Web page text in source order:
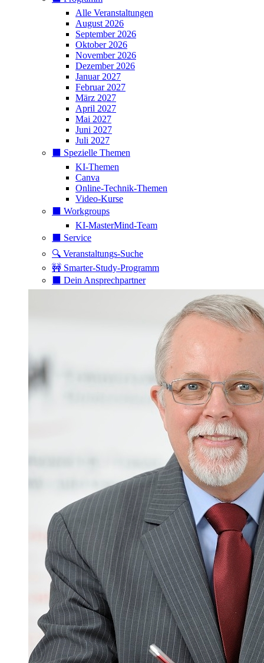
Alle Veranstaltungen
August 2026
September 2026
Oktober 2026
November 2026
Dezember 2026
Januar 2027
Februar 2027
März 2027
April 2027
Mai 2027
Juni 2027
Juli 2027
⬛️ Spezielle Themen
KI-Themen
Canva
Online-Technik-Themen
Video-Kurse
⬛️ Workgroups
KI-MasterMind-Team
⬛️ Service
🔍 Veranstaltungs-Suche
🚧 Smarter-Study-Programm
⬛️ Dein Ansprechpartner